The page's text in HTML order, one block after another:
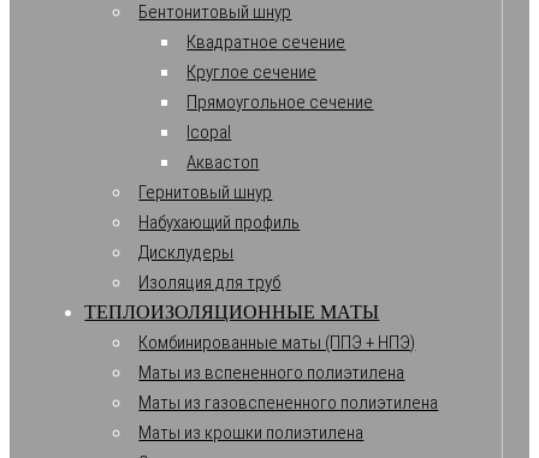
Бентонитовый шнур
Квадратное сечение
Круглое сечение
Прямоугольное сечение
Icopal
Аквастоп
Гернитовый шнур
Набухающий профиль
Дисклудеры
Изоляция для труб
ТЕПЛОИЗОЛЯЦИОННЫЕ МАТЫ
Комбинированные маты (ППЭ + НПЭ)
Маты из вспененного полиэтилена
Маты из газовспененного полиэтилена
Маты из крошки полиэтилена